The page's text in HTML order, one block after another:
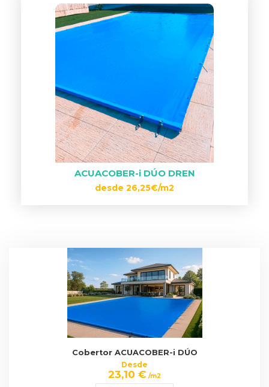
ACUACOBER-i DÚO DREN
desde 26,25€/m2
Cobertor ACUACOBER-i DÚO
Desde
23,10 € /m2